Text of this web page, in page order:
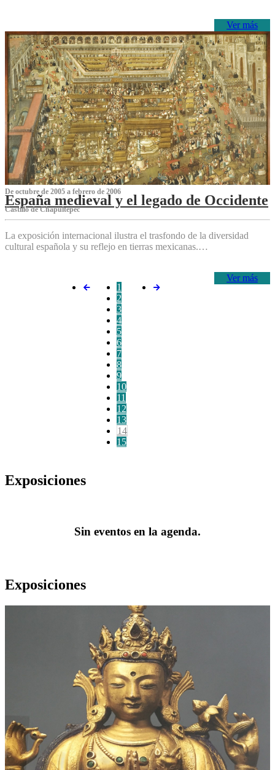
Ver más
De octubre de 2005 a febrero de 2006
España medieval y el legado de Occidente
Castillo de Chapultepec
La exposición internacional ilustra el trasfondo de la diversidad
cultural española y su reflejo en tierras mexicanas.…
Ver más
1
2
3
4
5
6
7
8
9
10
11
12
13
14
15
Exposiciones
Sin eventos en la agenda.
Exposiciones